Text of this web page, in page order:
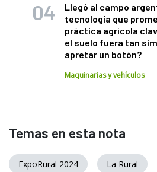
Llegó al campo
tecnología que
práctica agrícola
el suelo fuera tan
apretar un botón?
Maquinarias y vehículos
Temas en esta nota
ExpoRural 2024 La Rural